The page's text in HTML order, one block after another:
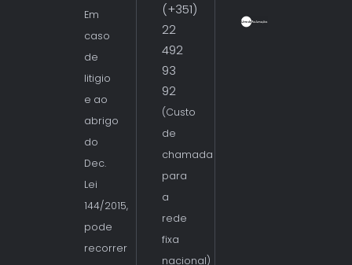
Em
caso
de
litigio
e ao
abrigo
do
Dec.
Lei
144/2015,
pode
recorrer
(+351)
22
492
93
92
(Custo
de
chamada
para
a
rede
fixa
nacional)